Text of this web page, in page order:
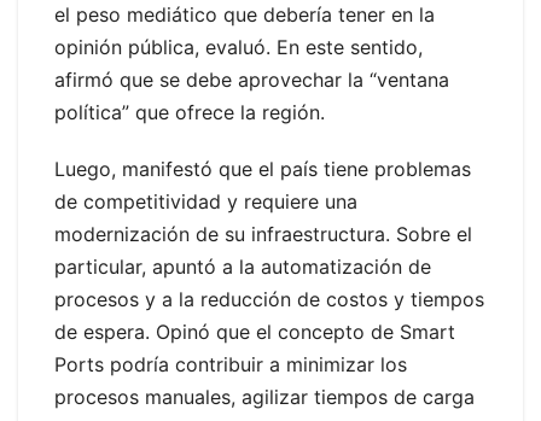
el peso mediático que debería tener en la
opinión pública, evaluó. En este sentido,
afirmó que se debe aprovechar la “ventana
política” que ofrece la región.
Luego, manifestó que el país tiene problemas
de competitividad y requiere una
modernización de su infraestructura. Sobre el
particular, apuntó a la automatización de
procesos y a la reducción de costos y tiempos
de espera. Opinó que el concepto de Smart
Ports podría contribuir a minimizar los
procesos manuales, agilizar tiempos de carga